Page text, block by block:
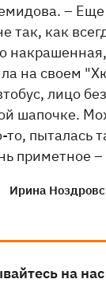
– Еще
так, как
на своем
лицо
шапочке.
то, пыталась
приметное
Ирина
на нас